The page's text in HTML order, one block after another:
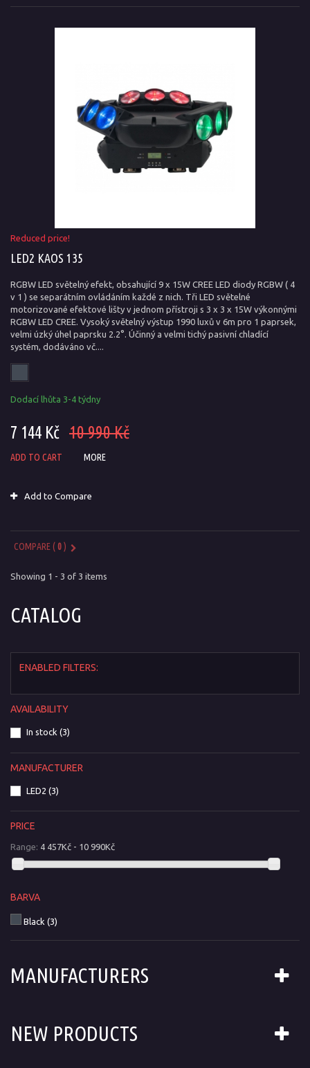
Reduced price!
LED2 KAOS 135
RGBW LED světelný efekt, obsahující 9 x 15W CREE LED diody RGBW ( 4
v 1 ) se separátním ovládáním každé z nich. Tři LED světelné
motorizované efektové lišty v jednom přístroji s 3 x 3 x 15W výkonnými
RGBW LED CREE. Vysoký světelný výstup 1990 luxů v 6m pro 1 paprsek,
velmi úzký úhel paprsku 2.2°. Účinný a velmi tichý pasivní chladící
systém, dodáváno vč....
Dodací lhůta 3-4 týdny
7 144 Kč 10 990 Kč
ADD TO CART MORE
Add to Compare
COMPARE (0)
Showing 1 - 3 of 3 items
CATALOG
ENABLED FILTERS:
AVAILABILITY
In stock (3)
MANUFACTURER
LED2 (3)
PRICE
Range: 4 457Kč - 10 990Kč
BARVA
Black (3)
MANUFACTURERS
NEW PRODUCTS